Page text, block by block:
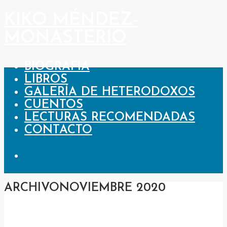
BIOGRAFÍA
LIBROS
GALERÍA DE HETERODOXOS
CUENTOS
LECTURAS RECOMENDADAS
CONTACTO
ARCHIVO NOVIEMBRE 2020